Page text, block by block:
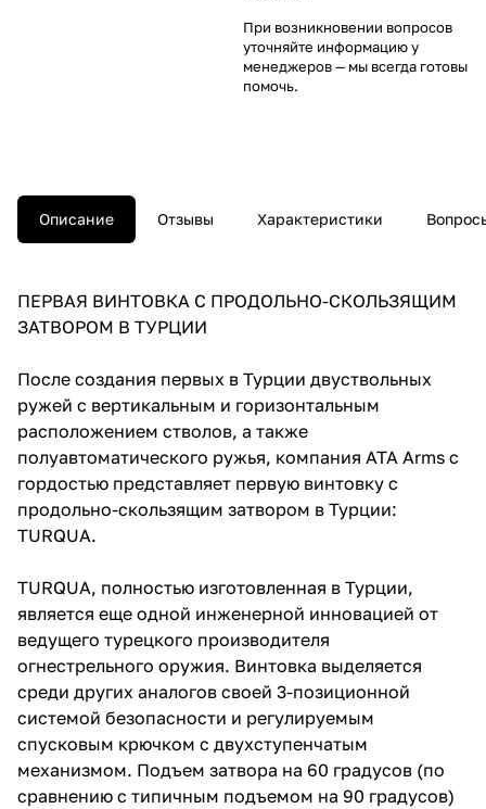
При возникновении вопросов
уточняйте информацию у
менеджеров— мы всегда готовы
помочь.
Описание Отзывы Характеристики
ПЕРВАЯ ВИНТОВКА С ПРОДОЛЬНО-СКОЛЬЗЯЩИМ
ЗАТВОРОМ В ТУРЦИИ
После создания первых в Турции двуствольных
ружей с вертикальным и горизонтальным
расположением стволов, а также
полуавтоматического ружья, компания ATA Arms с
гордостью представляет первую винтовку с
продольно-скользящим затвором в Турции:
TURQUA.
TURQUA, полностью изготовленная в Турции,
является еще одной инженерной инновацией от
ведущего турецкого производителя
огнестрельного оружия. Винтовка выделяется
среди других аналогов своей 3-позиционной
системой безопасности и регулируемым
спусковым крючком с двухступенчатым
механизмом. Подъем затвора на 60 градусов (по
сравнению с типичным подъемом на 90 градусов)